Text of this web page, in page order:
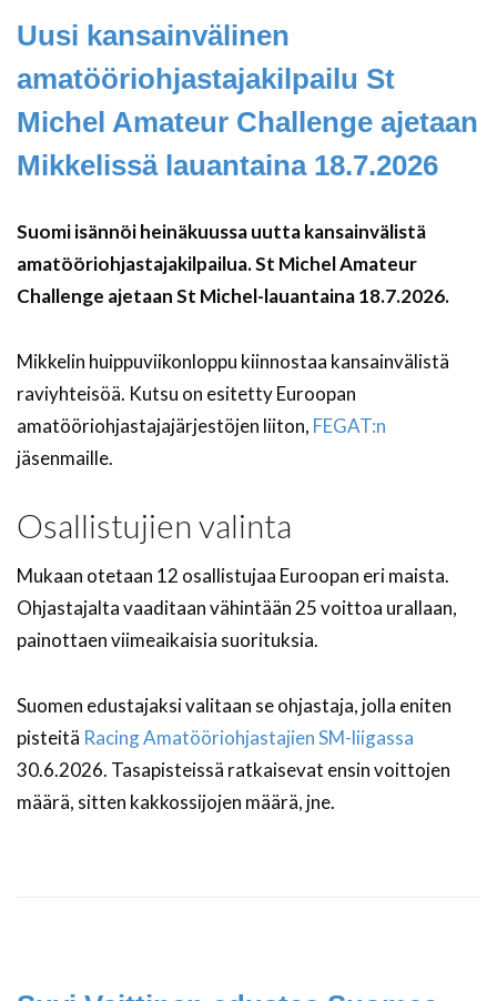
Uusi kansainvälinen
amatööriohjastajakilpailu St
Michel Amateur Challenge ajetaan
Mikkelissä lauantaina 18.7.2026
Suomi isännöi heinäkuussa uutta kansainvälistä
amatööriohjastajakilpailua. St Michel Amateur
Challenge ajetaan St Michel-lauantaina 18.7.2026.
Mikkelin huippuviikonloppu kiinnostaa kansainvälistä
raviyhteisöä. Kutsu on esitetty Euroopan
amatööriohjastajajärjestöjen liiton, FEGAT:n
jäsenmaille.
Osallistujien valinta
Mukaan otetaan 12 osallistujaa Euroopan eri maista.
Ohjastajalta vaaditaan vähintään 25 voittoa urallaan,
painottaen viimeaikaisia suorituksia.
Suomen edustajaksi valitaan se ohjastaja, jolla eniten
pisteitä Racing Amatööriohjastajien SM-liigassa
30.6.2026. Tasapisteissä ratkaisevat ensin voittojen
määrä, sitten kakkossijojen määrä, jne.